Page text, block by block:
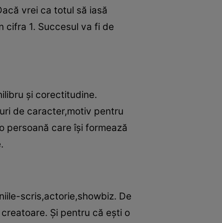
vrei ca totul să iasă
cifra 1. Succesul va fi de
şi corectitudine.
de caracter,motiv pentru
persoană care îşi formează
scris,actorie,showbiz. De
Şi pentru că eşti o